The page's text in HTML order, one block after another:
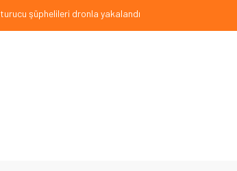
şüphelileri dronla yakalandı
borcu olanlar 72 ay vadeyle ödeyebilirsiniz